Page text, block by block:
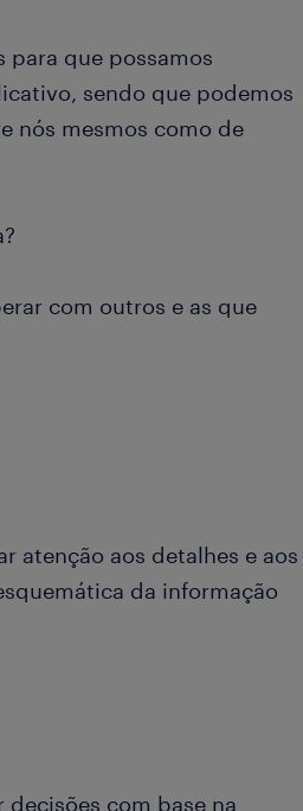
para que possamos
sendo que podemos
nós mesmos como de
com outros e as que
atenção aos detalhes e aos
da informação
com base na